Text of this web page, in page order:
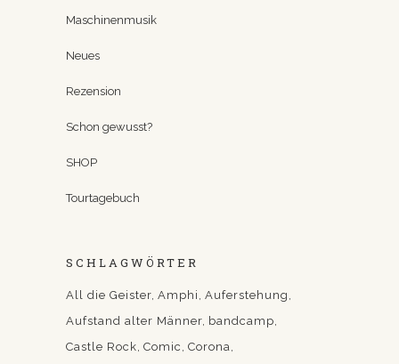
Maschinenmusik
Neues
Rezension
Schon gewusst?
SHOP
Tourtagebuch
SCHLAGWÖRTER
All die Geister Amphi Auferstehung
Aufstand alter Männer bandcamp
Castle Rock Comic Corona